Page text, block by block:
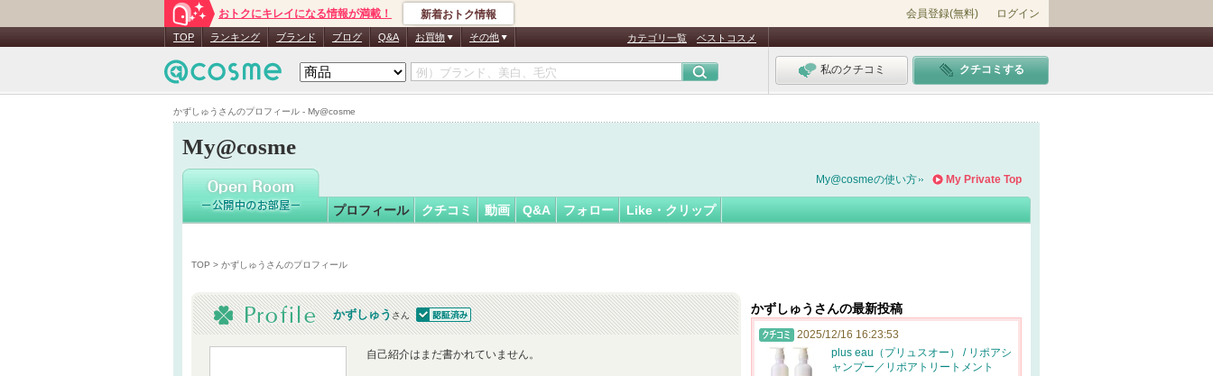
かずしゅうさんのプロフィール - My@cosme
おトクにキレイになる情報が満載！ 新着おトク情報 会員登録(無料) ログイン
TOP ランキング ブランド ブログ Q&A お買物 その他 カテゴリ一覧 ベストコスメ
私のクチコミ クチコミする
My@cosme
かずしゅうさん
認
証
My Private Top
My@cosmeの使い方
プロフィール クチコミ 動画 Q&A フォロー Like・クリップ
TOP > かずしゅうさんのプロフィール
かずしゅうさん
認証済
自己紹介はまだ書かれていません。
かずしゅうさんの最新投稿
2025/12/16 16:23:53
plus eau（プリュスオー） / リポアシ
ャンプー／リポアトリートメント